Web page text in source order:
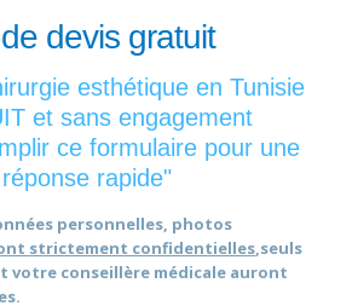
devis gratuit
esthétique en Tunisie
et sans engagement
ce formulaire pour une
réponse rapide"
personnelles, photos
strictement confidentielles,seuls
votre conseillère médicale auront